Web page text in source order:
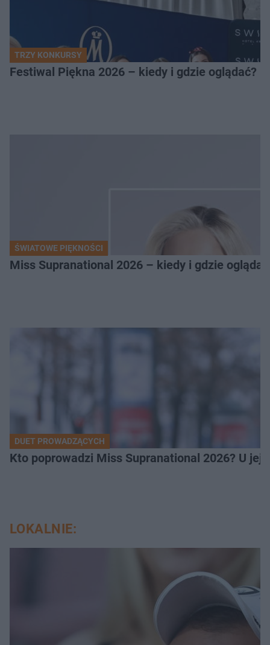
TRZY KONKURSY
Festiwal Piękna 2026 – kiedy i gdzie oglądać?
ŚWIATOWE PIĘKNOŚCI
Miss Supranational 2026 – kiedy i gdzie
DUET PROWADZĄCYCH
Kto poprowadzi Miss Supranational 2026? U jej
LOKALNIE: